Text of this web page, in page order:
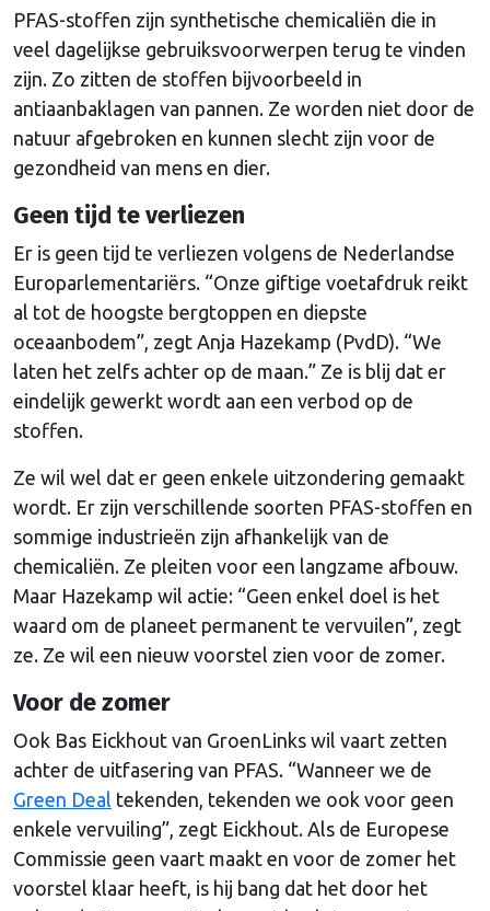
PFAS-stoffen zijn synthetische chemicaliën die in
veel dagelijkse gebruiksvoorwerpen terug te vinden
zijn. Zo zitten de stoffen bijvoorbeeld in
antiaanbaklagen van pannen. Ze worden niet door de
natuur afgebroken en kunnen slecht zijn voor de
gezondheid van mens en dier.
Geen tijd te verliezen
Er is geen tijd te verliezen volgens de Nederlandse
Europarlementariërs. “Onze giftige voetafdruk reikt
al tot de hoogste bergtoppen en diepste
oceaanbodem”, zegt Anja Hazekamp (PvdD). “We
laten het zelfs achter op de maan.” Ze is blij dat er
eindelijk gewerkt wordt aan een verbod op de
stoffen.
Ze wil wel dat er geen enkele uitzondering gemaakt
wordt. Er zijn verschillende soorten PFAS-stoffen en
sommige industrieën zijn afhankelijk van de
chemicaliën. Ze pleiten voor een langzame afbouw.
Maar Hazekamp wil actie: “Geen enkel doel is het
waard om de planeet permanent te vervuilen”, zegt
ze. Ze wil een nieuw voorstel zien voor de zomer.
Voor de zomer
Ook Bas Eickhout van GroenLinks wil vaart zetten
achter de uitfasering van PFAS. “Wanneer we de
Green Deal tekenden, tekenden we ook voor geen
enkele vervuiling”, zegt Eickhout. Als de Europese
Commissie geen vaart maakt en voor de zomer het
voorstel klaar heeft, is hij bang dat het door het